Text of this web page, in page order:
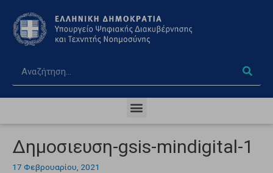
Δημοσιευση-gsis-mindigital-1
17 Φεβρουαρίου, 2021